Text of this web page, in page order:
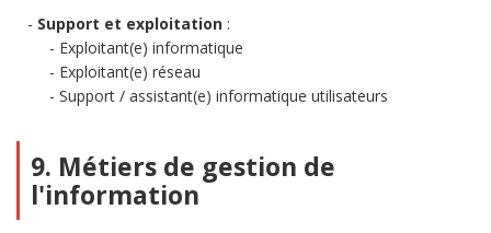
Support et exploitation :
Exploitant(e) informatique
Exploitant(e) réseau
Support / assistant(e) informatique utilisateurs
9. Métiers de gestion de
l'information